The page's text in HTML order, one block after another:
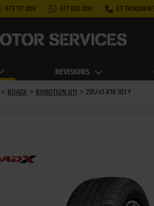
973 117 009 677 007 000 ET
REVISIONS
> ROADX > RXMOTION U11 > 255/45 R18 103 Y